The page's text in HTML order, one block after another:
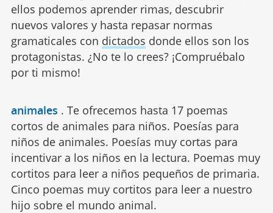
ellos podemos aprender rimas, descubrir
nuevos valores y hasta repasar normas
gramaticales con dictados donde ellos son los
protagonistas. ¿No te lo crees? ¡Compruébalo
por ti mismo!
animales . Te ofrecemos hasta 17 poemas
cortos de animales para niños. Poesías para
niños de animales. Poesías muy cortas para
incentivar a los niños en la lectura. Poemas muy
cortitos para leer a niños pequeños de primaria.
Cinco poemas muy cortitos para leer a nuestro
hijo sobre el mundo animal.